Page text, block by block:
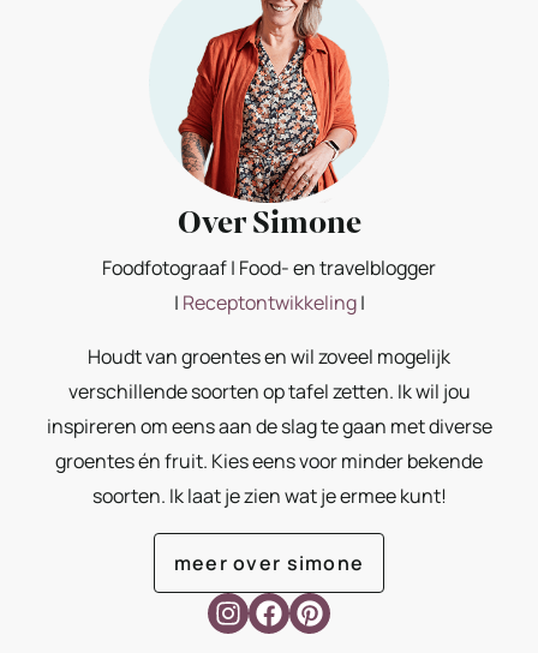
Over Simone
Foodfotograaf | Food- en travelblogger
| Receptontwikkeling|
Houdt van groentes en wil zoveel mogelijk
verschillende soorten op tafel zetten. Ik wil jou
inspireren om eens aan de slag te gaan met diverse
groentes én fruit. Kies eens voor minder bekende
soorten. Ik laat je zien wat je ermee kunt!
meer over simone